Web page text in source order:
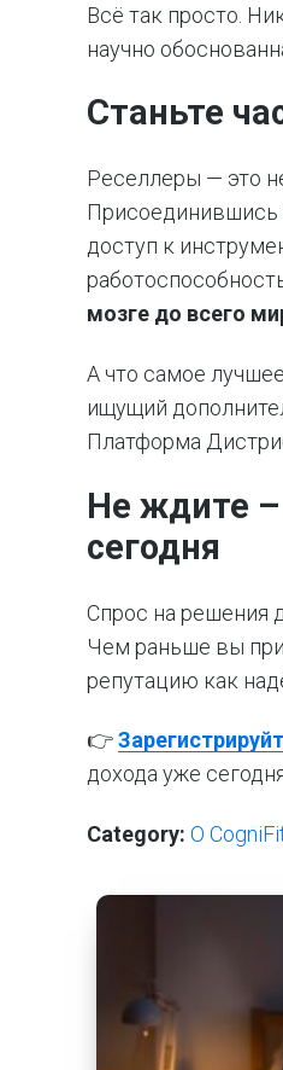
Всё так просто.
научно
Станьте
Реселлеры — это
Присоединившись
доступ к
мозге до всего
А что самое
ищущий
Платформа
Не ждите –
сегодня
Спрос на решения
Чем раньше вы
репутацию как
👉
дохода уже
Category: О